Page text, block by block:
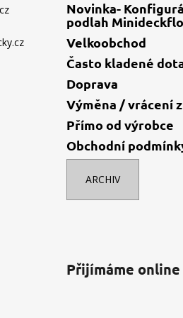
Novinka-
podlah
Velkoobchod
Často kladené
Doprava
Výměna / vrácení
Přímo od výrobce
Obchodní
ARCHIV
Přijímáme